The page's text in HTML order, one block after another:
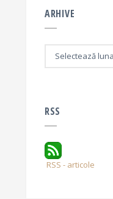
ARHIVE
RSS
RSS - articole